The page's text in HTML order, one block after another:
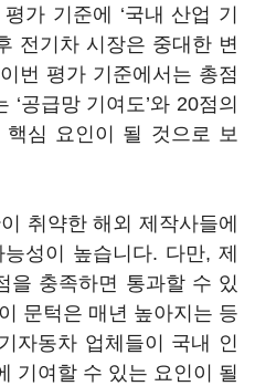
가 기준에 ‘국내 산업 기
전기차 시장은 중대한 변
번 평가 기준에서는 총점
공급망 기여도’와 20점의
핵심 요인이 될 것으로 보
취약한 해외 제작사들에
성이 높습니다. 다만, 제
을 충족하면 통과할 수 있
문턱은 매년 높아지는 등
자동차 업체들이 국내 인
기여할 수 있는 요인이 될